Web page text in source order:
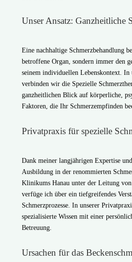
Unser Ansatz: Ganzheitliche
Eine nachhaltige Schmerzbehandlung
betroffene Organ, sondern immer den
seinem individuellen Lebenskontext. In
verbinden wir die Spezielle
ganzheitlichen Blick auf körperliche,
Faktoren, die Ihr Schmerzempfinden
Privatpraxis für spezielle
Dank meiner langjährigen Expertise
Ausbildung in der renommierten
Klinikums Hanau unter der Leitung
verfüge ich über ein tiefgreifendes
Schmerzprozesse. In unserer
spezialisierte Wissen mit einer
Betreuung.
Ursachen für das